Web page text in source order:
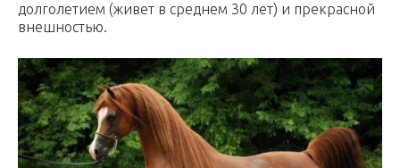
долголетием (живет в среднем 30 лет) и прекрасной
внешностью.